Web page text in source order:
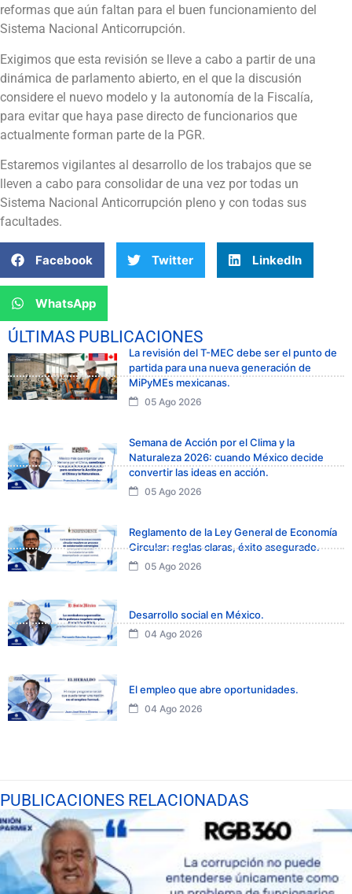
reformas que aún faltan para el buen funcionamiento del
Sistema Nacional Anticorrupción.
Exigimos que esta revisión se lleve a cabo a partir de una
dinámica de parlamento abierto, en el que la discusión
considere el nuevo modelo y la autonomía de la Fiscalía,
para evitar que haya pase directo de funcionarios que
actualmente forman parte de la PGR.
Estaremos vigilantes al desarrollo de los trabajos que se
lleven a cabo para consolidar de una vez por todas un
Sistema Nacional Anticorrupción pleno y con todas sus
facultades.
Facebook Twitter LinkedIn
WhatsApp
ÚLTIMAS PUBLICACIONES
La revisión del T-MEC debe ser el punto de
partida para una nueva generación de
MiPyMEs mexicanas.
05 Ago 2026
Semana de Acción por el Clima y la
Naturaleza 2026: cuando México decide
convertir las ideas en acción.
05 Ago 2026
Reglamento de la Ley General de Economía
Circular: reglas claras, éxito asegurado.
05 Ago 2026
Desarrollo social en México.
04 Ago 2026
El empleo que abre oportunidades.
04 Ago 2026
PUBLICACIONES RELACIONADAS